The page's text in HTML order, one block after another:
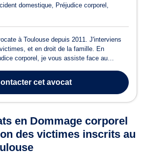
domestique
Préjudice corporel
à Toulouse depuis 2011. J'interviens
et en droit de la famille. En
corporel, je vous assiste face au
ou son assureur dans le cadre de
cet avocat
en Dommage corporel
des victimes inscrits au